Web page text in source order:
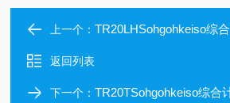
上一个：TR20LHSohgohkeiso综
返回列表
下一个：TR20TSohgohkeiso综合